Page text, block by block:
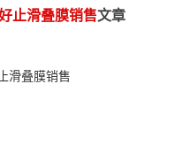
止滑叠膜销售文章
滑叠膜销售